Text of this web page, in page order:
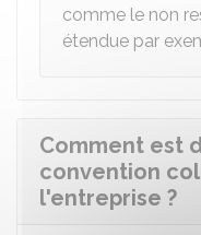
comme le non
étendue par
Comment est
convention
l'entreprise ?